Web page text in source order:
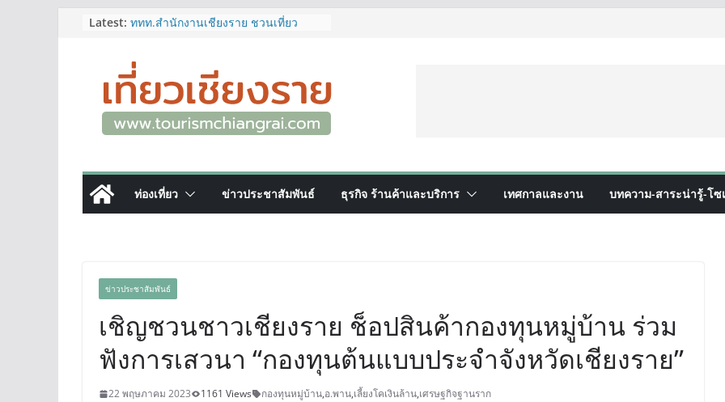
Latest: ททท.สำนักงานเชียงราย ชวนเที่ยว
เก็บแสตมป์ครบ แล้วรับของที่ระลึกสุด
พิเศษ! ทันที
เลขสวย หมวด ขจ เปิดประมูลออนไลน์
แล้ววันนี้ เลขเด่น เลขมงคล ความหมาย
ดีมีให้เลือกหลากหลายทั้ง 301 หมายเลข
จ.เชียงราย ที่ไม่ควรพลาด!
12–16 ส.ค.นี้ เตรียมพบกับมหกรรมสุด
ยิ่งใหญ่แห่งปี “อุตสาหกรรมแฟร์ ล้านนา
ตะวันออก 2026”
และการท่องเที่ยวของเมือง
ท่องเที่ยว ข่าวประชาสัมพันธ์ ธุรกิจ ร้านค้าและบริการ เทศกาลและงาน บทความ-สาระน่ารู้-โซ
ข่าวประชาสัมพันธ์
เชิญชวนชาวเชียงราย ช็อปสินค้ากองทุนหมู่บ้าน ร่วม
ฟังการเสวนา “กองทุนต้นแบบประจำจังหวัดเชียงราย”
22 พฤษภาคม 2023 1161 Views กองทุนหมู่บ้าน,อ.พาน,เลี้ยงโคเงินล้าน,เศรษฐกิจฐานราก